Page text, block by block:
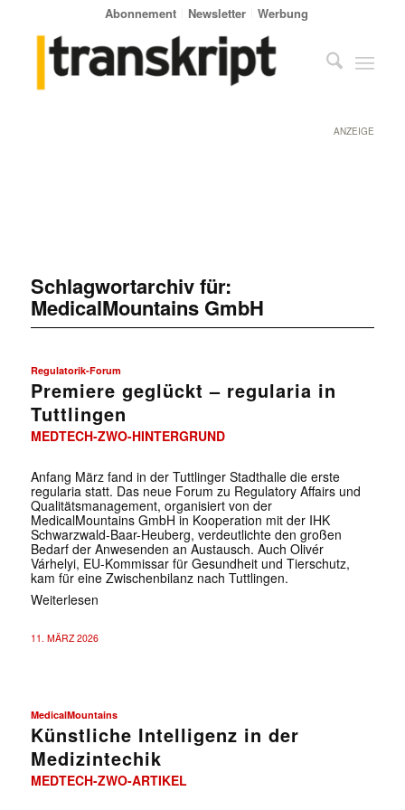
Abonnement Newsletter Werbung
ANZEIGE
Schlagwortarchiv für:
MedicalMountains GmbH
Regulatorik-Forum
Premiere geglückt – regularia in
Tuttlingen
MEDTECH-ZWO-HINTERGRUND
Anfang März fand in der Tuttlinger Stadthalle die erste
regularia statt. Das neue Forum zu Regulatory Affairs und
Qualitätsmanagement, organisiert von der
MedicalMountains GmbH in Kooperation mit der IHK
Schwarzwald-Baar-Heuberg, verdeutlichte den großen
Bedarf der Anwesenden an Austausch. Auch Olivér
Várhelyi, EU-Kommissar für Gesundheit und Tierschutz,
kam für eine Zwischenbilanz nach Tuttlingen.
Weiterlesen
11. MÄRZ 2026
MedicalMountains
Künstliche Intelligenz in der
Medizintechik
MEDTECH-ZWO-ARTIKEL